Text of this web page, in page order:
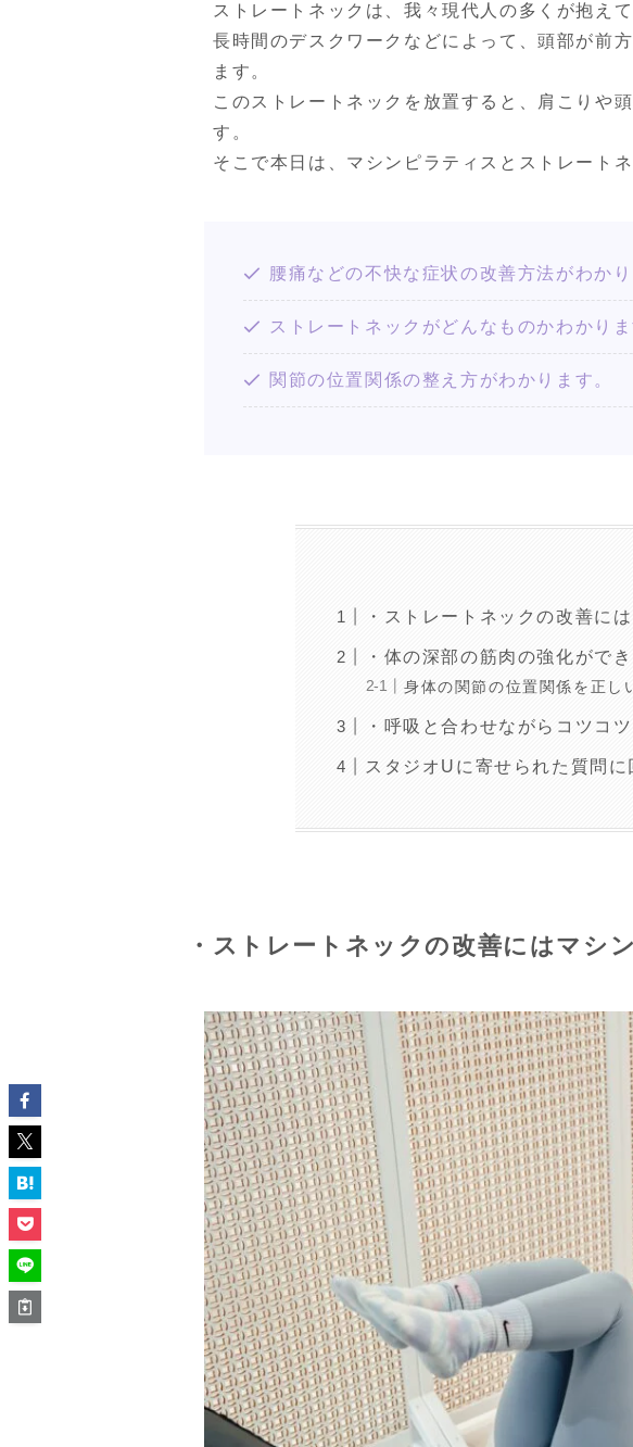
ストレートネックは、我々現代人の多くが抱え
長時間のデスクワークなどによって、頭部が前
ます。
このストレートネックを放置すると、肩こりや
す。
そこで本日は、マシンピラティスとストレート
腰痛などの不快な症状の改善方法がわかり
ストレートネックがどんなものかわかりま
関節の位置関係の整え方がわかります。
・ストレートネックの改善に
・体の深部の筋肉の強化ができ
身体の関節の位置関係を正し
・呼吸と合わせながらコツコ
スタジオUに寄せられた質問に
・ストレートネックの改善にはマシ